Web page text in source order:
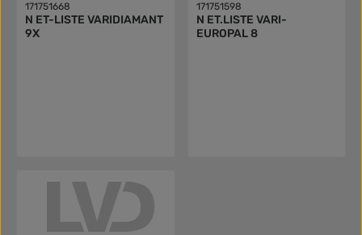
171751668
N ET-LISTE VARIDIAMANT
9X
171751598
N ET.LISTE VARI-
EUROPAL 8